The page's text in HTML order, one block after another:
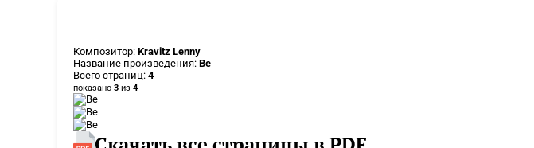
Композитор: Kravitz Lenny
Название произведения: Be
Всего страниц: 4
показано 3 из 4